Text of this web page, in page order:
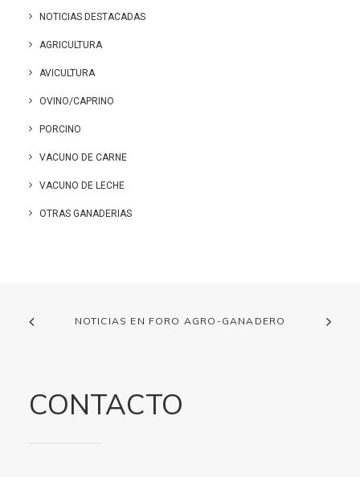
NOTICIAS DESTACADAS
AGRICULTURA
AVICULTURA
OVINO/CAPRINO
PORCINO
VACUNO DE CARNE
VACUNO DE LECHE
OTRAS GANADERIAS
NOTICIAS EN FORO AGRO-GANADERO
CONTACTO